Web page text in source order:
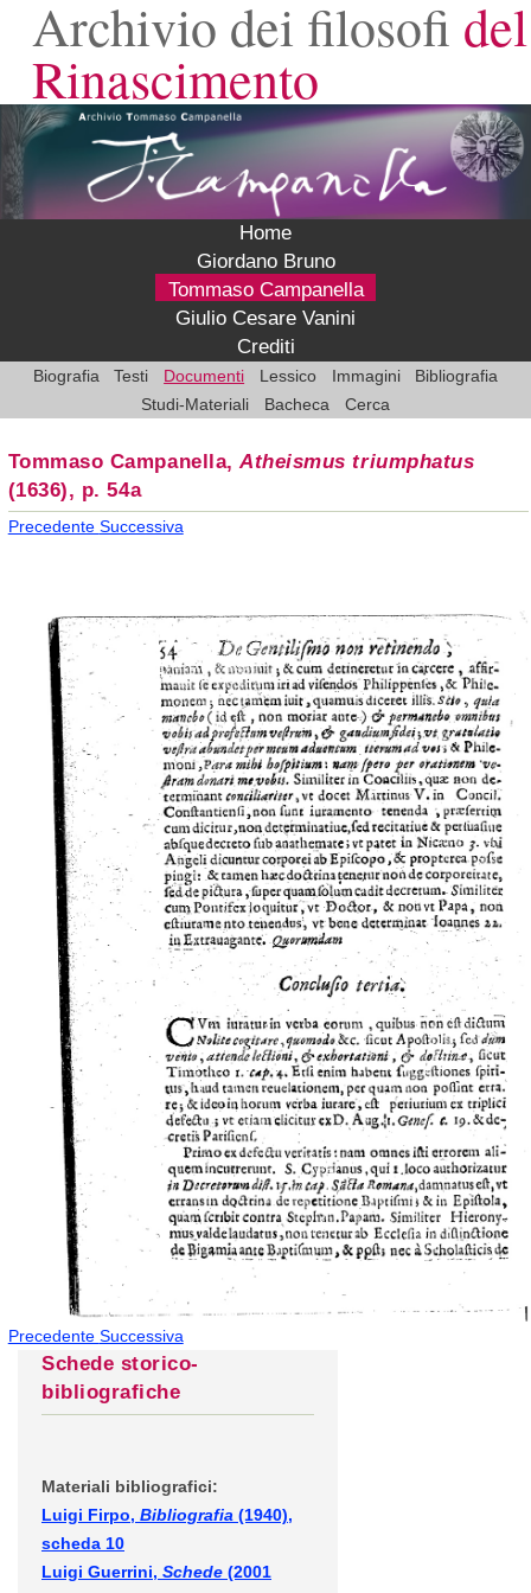
Archivio dei filosofi del
Rinascimento
Home
Giordano Bruno
Tommaso Campanella
Giulio Cesare Vanini
Crediti
Biografia Testi Documenti Lessico Immagini
Bibliografia
Studi-Materiali
Bacheca Cerca
Tommaso Campanella,Atheismus triumphatus
(1636), p. 54a
Precedente Successiva
Precedente Successiva
Schede storico-
bibliografiche
Materiali bibliografici:
Luigi Firpo, Bibliografia (1940),
scheda 10
Luigi Guerrini, Schede (2001